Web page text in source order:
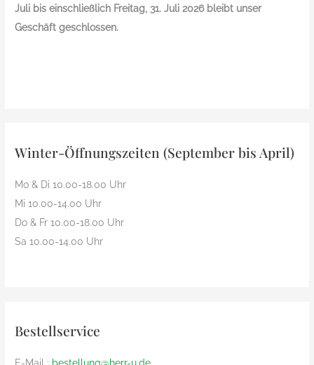
Juli bis einschließlich Freitag, 31. Juli 2026 bleibt unser
Geschäft geschlossen.
Winter-Öffnungszeiten (September bis April)
Mo & Di 10.00-18.00 Uhr
Mi 10.00-14.00 Uhr
Do & Fr 10.00-18.00 Uhr
Sa 10.00-14.00 Uhr
Bestellservice